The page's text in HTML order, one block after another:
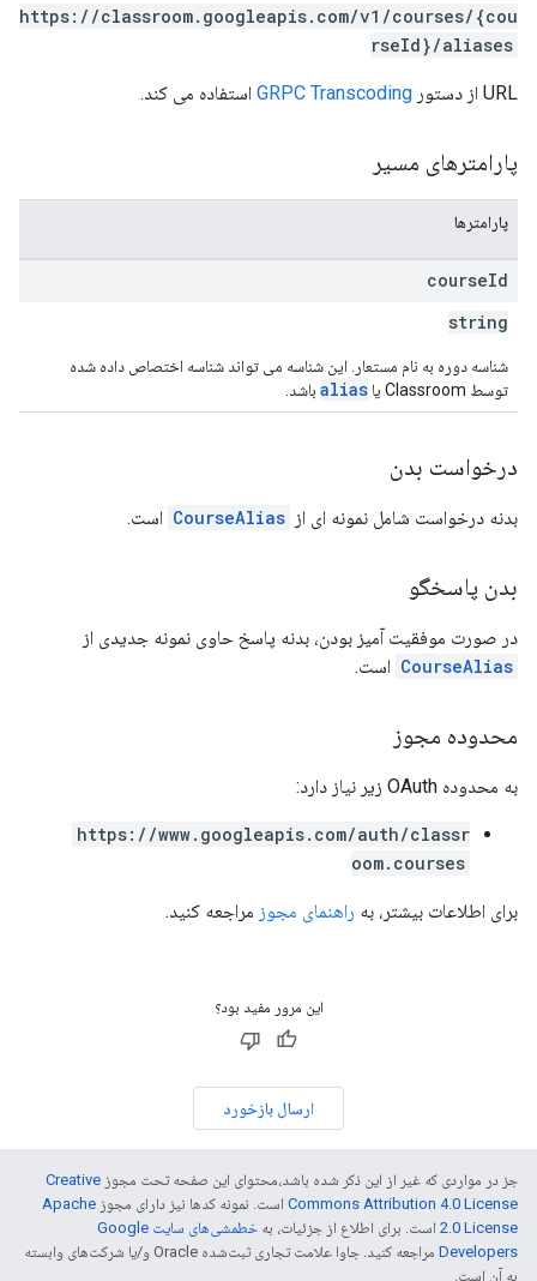
https://classroom.googleapis.com/v1/courses/{cou
rseId}/aliases
URL از دستور GRPC Transcoding استفاده می کند.
پارامترهای مسیر
پارامترها
courseId
string
شناسه دوره به نام مستعار. این شناسه می تواند شناسه اختصاص داده شده
توسط Classroom یا
alias باشد.
درخواست بدن
بدنه درخواست شامل نمونه ای از CourseAlias ​​است.
بدن پاسخگو
در صورت موفقیت آمیز بودن، بدنه پاسخ حاوی نمونه جدیدی از
CourseAlias ​​است.
محدوده مجوز
به محدوده OAuth زیر نیاز دارد:
https://www.googleapis.com/auth/classr
oom.courses
برای اطلاعات بیشتر، به راهنمای مجوز مراجعه کنید.
این مرور مفید بود؟
ارسال بازخورد
جز در مواردی که غیر از این ذکر شده باشد،‌محتوای این صفحه تحت مجوز Creative
Commons Attribution 4.0 License است. نمونه کدها نیز دارای مجوز Apache
2.0 License است. برای اطلاع از جزئیات، به
خطمشی‌های سایت Google
Developers‏
مراجعه کنید. جاوا علامت تجاری ثبت‌شده Oracle و/یا شرکت‌های وابسته
به آن است.